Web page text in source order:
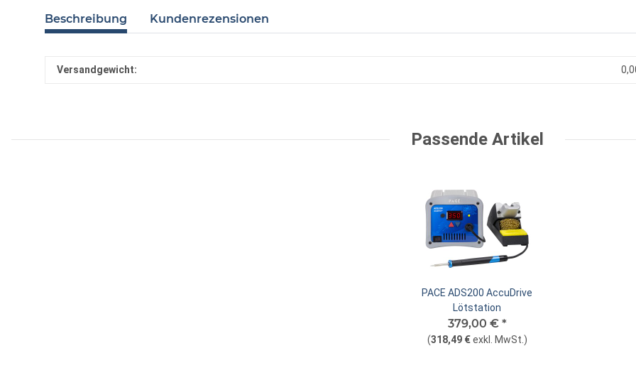
Beschreibung Kundenrezensionen
Versandgewicht:
Passende Artikel
PACE ADS200 AccuDrive
Lötstation
379,00 € *
(318,49 € exkl. MwSt. )